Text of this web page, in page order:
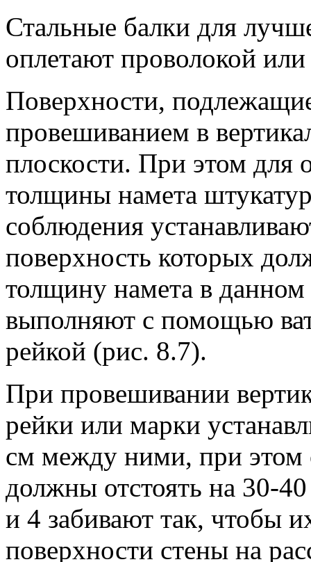
Стальные балки для
оплетают проволокой или
Поверхности,
провешиванием в
плоскости. При этом для
толщины намета
соблюдения
поверхность которых
толщину намета в
выполняют с помощью
рейкой (рис. 8.7).
При провешивании
рейки или марки
см между ними, при этом
должны отстоять на 30-
и 4 забивают так, чтобы
поверхности стены на